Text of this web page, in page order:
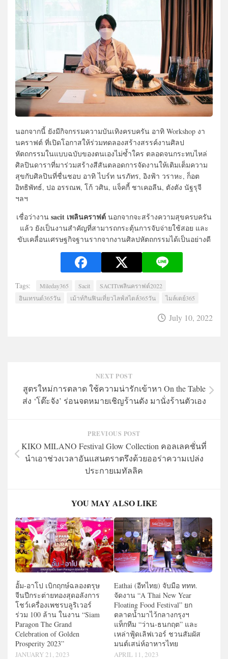
นอกจากนี้ ยังมีกิจกรรมความบันเทิงครบครัน อาทิ Workshop งา
นคราฟต์ ที่เปิดโอกาสให้ร่วมทดลองสร้างสรรค์งานศิลป
หัตถกรรมในแบบฉบับของตนเองไม่ซ้ำใคร ตลอดจนกระทบไหล่
ศิลปินดาราที่มาร่วมสร้างสีสันตลอดการจัดงานให้เติมเต็มความ
สุขกับศิลปินที่ชื่นชอบ อาทิ ไบร์ท นรภัทร, อิงฟ้า วราหะ, ก็อต
อิทธิพัทธ์, ปอ อรรณพ, โก้ วศิน, แจ็คกี้ ชาเคอลีน, ตังตัง นัฐรุจี
ฯลฯ
เชื่อว่างาน sacit เพลินคราฟต์ นอกจากจะสร้างความสุขครบครัน
แล้ว ยังเป็นงานสำคัญที่สามารถกระตุ้นการจับจ่ายใช้สอย และ
ขับเคลื่อนเศรษฐกิจฐานรากจากงานศิลปหัตถกรรมได้เป็นอย่างดี
Tags: Mileday365 Sacit
SACITเพลินคราฟต์2022
อินเทรนด์365วัน
เม้าท์กินฟินเที่ยวไลฟ์สไตล์365วัน ไมล์เดย์365
July 10, 2022
NEXT POST
สูตรใหม่การตลาด ใช้ความน่ารักเข้าหา On the Table
ส่ง ‘โต๊ะจัง’ ร่อนจดหมายเชิญร้านดัง มานั่งร้านตัวเอง
PREVIOUS POST
KIKO MILANO Festival Glow Collection คอลเลคชั่นที่
นำเอาช่วงเวลาอันแสนตราตรึงด้วยออร่าความเปล่ง
ประกายเมทัลลิค
YOU MAY ALSO LIKE
อั้ม-อาโป เบิกฤกษ์ฉลองตรุษ
จีนปีกระต่ายทองสุดอลังการ
โชว์เครื่องเพชรบลูริเวอร์
ร่วม 100 ล้าน ในงาน “Siam
Paragon The Grand
Celebration of Golden
Prosperity 2023”
JANUARY 21, 2023
Eathai (อีทไทย) จับมือ ททท.
จัดงาน “A Thai New Year
Floating Food Festival” ยก
ตลาดน้ำมาไว้กลางกรุงฯ
แท็กทีม “ว่าน-ธนกฤต” และ
เหล่าฟู้ดเลิฟเวอร์ ชวนสัมผัส
มนต์เสน่ห์อาหารไทย
APRIL 11, 2023